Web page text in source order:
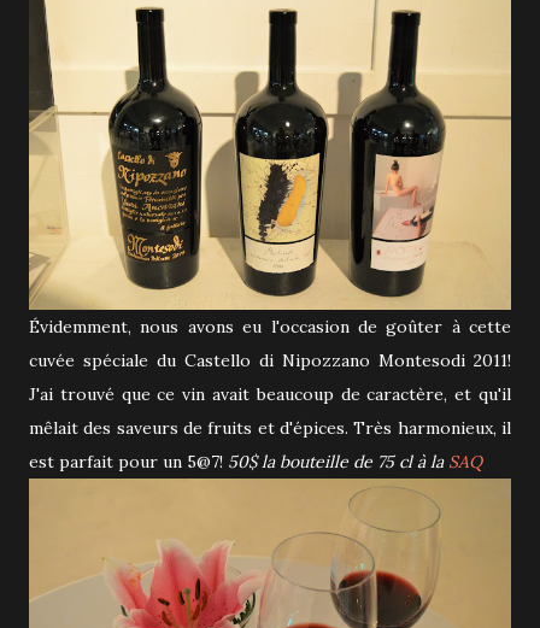
Évidemment, nous avons eu l'occasion de goûter à cette
cuvée spéciale du Castello di Nipozzano Montesodi 2011!
J'ai trouvé que ce vin avait beaucoup de caractère, et qu'il
mêlait des saveurs de fruits et d'épices. Très harmonieux, il
est parfait pour un 5@7! 50$ la bouteille de 75 cl à la SAQ